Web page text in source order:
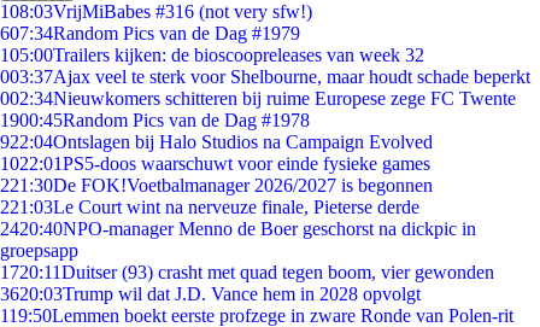
108:03VrijMiBabes #316 (not very sfw!)
607:34Random Pics van de Dag #1979
105:00Trailers kijken: de bioscoopreleases van week 32
003:37Ajax veel te sterk voor Shelbourne, maar houdt schade beperkt
002:34Nieuwkomers schitteren bij ruime Europese zege FC Twente
1900:45Random Pics van de Dag #1978
922:04Ontslagen bij Halo Studios na Campaign Evolved
1022:01PS5-doos waarschuwt voor einde fysieke games
221:30De FOK!Voetbalmanager 2026/2027 is begonnen
221:03Le Court wint na nerveuze finale, Pieterse derde
2420:40NPO-manager Menno de Boer geschorst na dickpic in
groepsapp
1720:11Duitser (93) crasht met quad tegen boom, vier gewonden
3620:03Trump wil dat J.D. Vance hem in 2028 opvolgt
119:50Lemmen boekt eerste profzege in zware Ronde van Polen-rit